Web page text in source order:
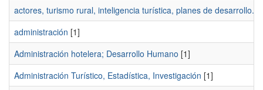
actores, turismo rural, inteligencia turística, planes de desarrollo.
administración [1]
Administración hotelera; Desarrollo Humano [1]
Administración Turístico, Estadística, Investigación [1]